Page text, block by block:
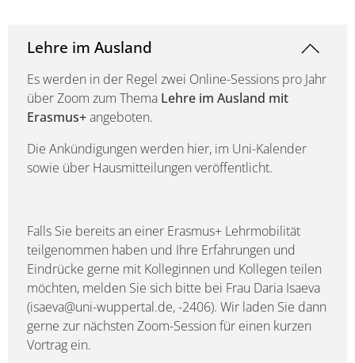
Lehre im Ausland
Es werden in der Regel zwei Online-Sessions pro Jahr
über Zoom zum Thema Lehre im Ausland mit
Erasmus+angeboten.
Die Ankündigungen werden hier, im Uni-Kalender
sowie über Hausmitteilungen veröffentlicht.
Falls Sie bereits an einer Erasmus+ Lehrmobilität
teilgenommen haben und Ihre Erfahrungen und
Eindrücke gerne mit Kolleginnen und Kollegen teilen
möchten, melden Sie sich bitte bei Frau Daria Isaeva
(isaeva@uni-wuppertal.de, -2406). Wir laden Sie dann
gerne zur nächsten Zoom-Session für einen kurzen
Vortrag ein.